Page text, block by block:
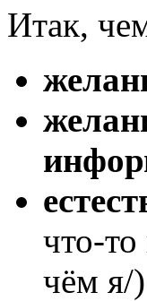
Итак,
что-
чём я/)